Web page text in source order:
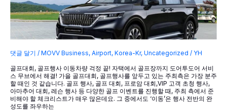
댓글 달기 / MOVV Business, Airport, Korea-Kr, Uncategorized / YH
골프대회, 골프행사 이동차량 걱정 끝! 자택에서 골프장까지 도어투도어 서비
스 무브에서 해결! 가을 골프대회, 골프행사를 앞두고 있는 주최측은 가장 분주
할 때인 것 같습니다. 골프 행사, 골프 대회, 프로암 대회,VIP 고객 초청 행사,
아마추어 대회, 레슨 행사 등 다양한 골프 이벤트를 진행할 때, 주최 측에서 준
비해야 할 체크리스트가 매우 많은데요. 그 중에서도 ‘이동’은 행사 전반의 완
성도를 좌우하는